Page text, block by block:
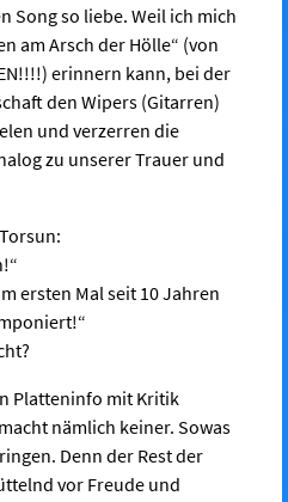
Song so liebe. Weil ich mich
am Arsch der Hölle“ (von
erinnern kann, bei der
den Wipers (Gitarren)
und verzerren die
zu unserer Trauer und
ersten Mal seit 10 Jahren
Platteninfo mit Kritik
nämlich keiner. Sowas
Denn der Rest der
vor Freude und